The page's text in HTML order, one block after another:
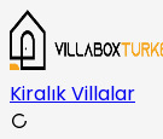
Kiralık Villalar